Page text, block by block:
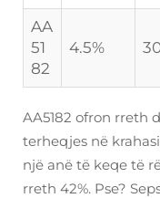
AA
51
82
4.5%
AA5182 ofron rreth
terheqjes në
një anë të keqe të
rreth 42%. Pse?